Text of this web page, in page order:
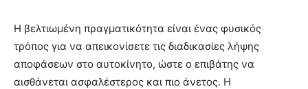
Η βελτιωμένη πραγματικότητα είναι ένας φυσικός
τρόπος για να απεικονίσετε τις διαδικασίες λήψης
αποφάσεων στο αυτοκίνητο, ώστε ο επιβάτης να
αισθάνεται ασφαλέστερος και πιο άνετος. Η